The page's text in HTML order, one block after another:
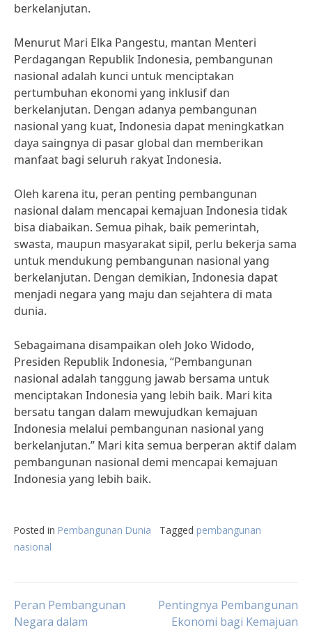
berkelanjutan.
Menurut Mari Elka Pangestu, mantan Menteri
Perdagangan Republik Indonesia, pembangunan
nasional adalah kunci untuk menciptakan
pertumbuhan ekonomi yang inklusif dan
berkelanjutan. Dengan adanya pembangunan
nasional yang kuat, Indonesia dapat meningkatkan
daya saingnya di pasar global dan memberikan
manfaat bagi seluruh rakyat Indonesia.
Oleh karena itu, peran penting pembangunan
nasional dalam mencapai kemajuan Indonesia tidak
bisa diabaikan. Semua pihak, baik pemerintah,
swasta, maupun masyarakat sipil, perlu bekerja sama
untuk mendukung pembangunan nasional yang
berkelanjutan. Dengan demikian, Indonesia dapat
menjadi negara yang maju dan sejahtera di mata
dunia.
Sebagaimana disampaikan oleh Joko Widodo,
Presiden Republik Indonesia, “Pembangunan
nasional adalah tanggung jawab bersama untuk
menciptakan Indonesia yang lebih baik. Mari kita
bersatu tangan dalam mewujudkan kemajuan
Indonesia melalui pembangunan nasional yang
berkelanjutan.” Mari kita semua berperan aktif dalam
pembangunan nasional demi mencapai kemajuan
Indonesia yang lebih baik.
Posted in Pembangunan Dunia Tagged pembangunan
nasional
Post
Peran Pembangunan
Negara dalam
Pentingnya Pembangunan
Ekonomi bagi Kemajuan